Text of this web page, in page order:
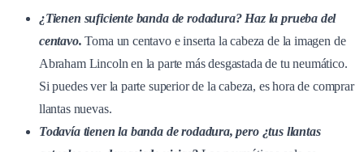
¿Tienen suficiente banda de rodadura? Haz la prueba del
centavo. Toma un centavo e inserta la cabeza de la imagen de
Abraham Lincoln en la parte más desgastada de tu neumático.
Si puedes ver la parte superior de la cabeza, es hora de comprar
llantas nuevas.
Todavía tienen la banda de rodadura, pero ¿tus llantas